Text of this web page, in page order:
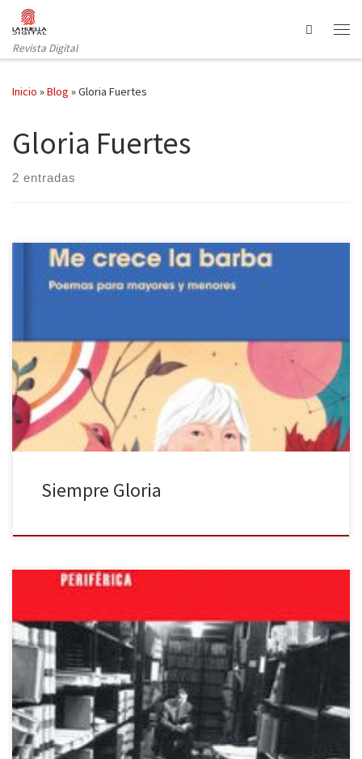
Saltar al contenido
Revista Digital
Search
Inicio »Blog »Gloria Fuertes
Gloria Fuertes
2 entradas
cuentos y a los catorce dejó la escuela, no sin antes haber sido
expulsada de tres colegios por replicar a sus profesores.
Posteriormente, trabajó como contable […]
Siempre Gloria
A Juan Carlos Onetti, Menéndez Pidal, Goethe, Borges y Stephen
King les separan muchos años y kilómetros -también figurada y
estilísticamente hablando-. Pero todos ellos, y el resto de los
autores reseñados en El escritor en su paraíso, tienen algo en
común: fueron bibliotecarios. Las bibliotecas tienen algo que
quienes gustamos […]